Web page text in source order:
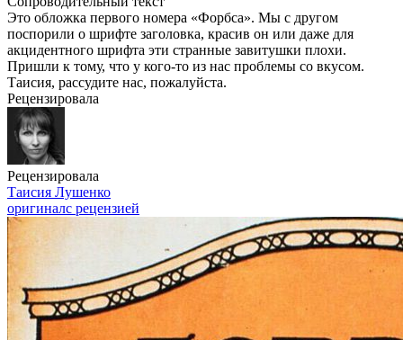
Это обложка первого номера «Форбса». Мы с другом
поспорили о шрифте заголовка, красив он или даже для
акцидентного шрифта эти странные завитушки плохи.
Пришли к тому, что у кого-то из нас проблемы со вкусом.
Таисия, рассудите нас, пожалуйста.
Рецензировала
Рецензировала
Таисия Лушенко
оригиналс рецензией